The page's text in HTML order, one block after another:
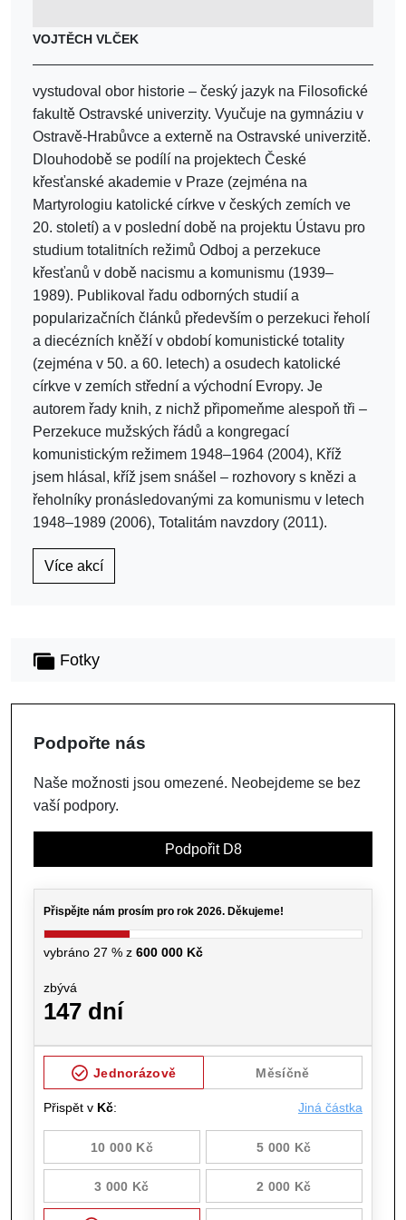
VOJTĚCH VLČEK
vystudoval obor historie – český jazyk na Filosofické
fakultě Ostravské univerzity. Vyučuje na gymnáziu v
Ostravě-Hrabůvce a externě na Ostravské univerzitě.
Dlouhodobě se podílí na projektech České
křesťanské akademie v Praze (zejména na
Martyrologiu katolické církve v českých zemích ve
20. století) a v poslední době na projektu Ústavu pro
studium totalitních režimů Odboj a perzekuce
křesťanů v době nacismu a komunismu (1939–
1989). Publikoval řadu odborných studií a
popularizačních článků především o perzekuci řeholí
a diecézních kněží v období komunistické totality
(zejména v 50. a 60. letech) a osudech katolické
církve v zemích střední a východní Evropy. Je
autorem řady knih, z nichž připomeňme alespoň tři –
Perzekuce mužských řádů a kongregací
komunistickým režimem 1948–1964 (2004), Kříž
jsem hlásal, kříž jsem snášel – rozhovory s knězi a
řeholníky pronásledovanými za komunismu v letech
1948–1989 (2006), Totalitám navzdory (2011).
Více akcí
Fotky
Podpořte nás
Naše možnosti jsou omezené. Neobejdeme se bez
vaší podpory.
Podpořit D8